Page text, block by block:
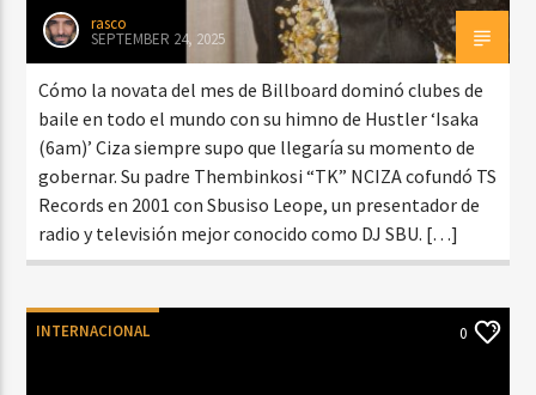
rasco
SEPTEMBER 24, 2025
Cómo la novata del mes de Billboard dominó clubes de
baile en todo el mundo con su himno de Hustler ‘Isaka
(6am)’ Ciza siempre supo que llegaría su momento de
gobernar. Su padre Thembinkosi “TK” NCIZA cofundó TS
Records en 2001 con Sbusiso Leope, un presentador de
radio y televisión mejor conocido como DJ SBU. […]
INTERNACIONAL 0